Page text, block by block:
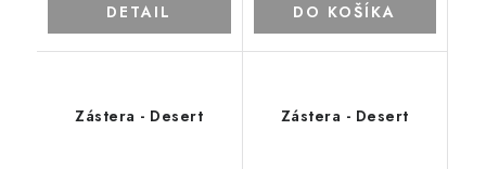
DETAIL DO KOŠÍKA
Zástera - Desert Zástera - Desert